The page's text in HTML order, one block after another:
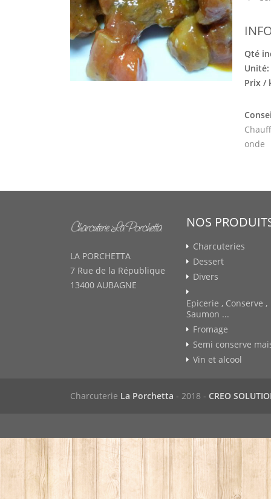
Qté
Unité:
Prix /
onde
LA PORCHETTA
7 Rue de la République
13400 AUBAGNE
NOS
Charcuteries
Dessert
Divers
Epicerie , Conserve ,
Saumon ...
Fromage
Semi conserve
Vin et alcool
Charcuterie La Porchetta - 2018 - CREO